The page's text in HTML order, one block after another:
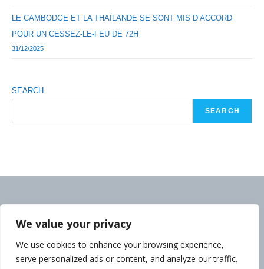
We value your privacy
We use cookies to enhance your browsing experience,
serve personalized ads or content, and analyze our traffic.
LE CAMBODGE ET LA THAÏLANDE SE SONT MIS D’ACCORD
POUR UN CESSEZ-LE-FEU DE 72H
31/12/2025
SEARCH
SEARCH